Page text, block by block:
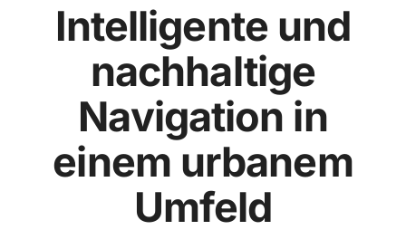
Intelligente und
nachhaltige
Navigation in
einem urbanem
Umfeld